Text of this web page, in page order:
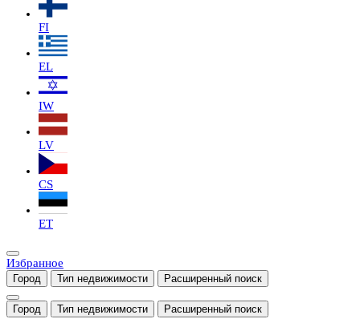
FI
EL
IW
LV
CS
ET
Избранное
Город Тип недвижимости Расширенный поиск
Город Тип недвижимости Расширенный поиск